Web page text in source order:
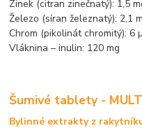
Zinek (citran zinečnatý): 1,5
Železo (síran železnatý): 2,1
Chrom (pikolinát chromitý): 6
Vláknina – inulin: 120 mg
Šumivé tablety -
Bylinné extrakty z